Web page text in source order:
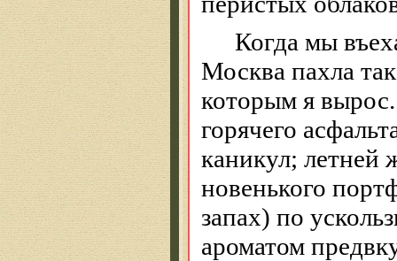
Когда мы
Москва пахла
которым я
горячего
каникул;
новенького
запах) по
ароматом